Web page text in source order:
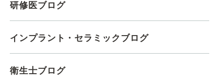
研修医ブログ
インプラント・セラミックブログ
衛生士ブログ